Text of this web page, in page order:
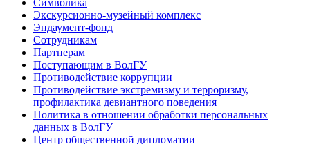
Символика
Экскурсионно-музейный комплекс
Эндаумент-фонд
Сотрудникам
Партнерам
Поступающим в ВолГУ
Противодействие коррупции
Противодействие экстремизму и терроризму,
профилактика девиантного поведения
Политика в отношении обработки персональных
данных в ВолГУ
Центр общественной дипломатии